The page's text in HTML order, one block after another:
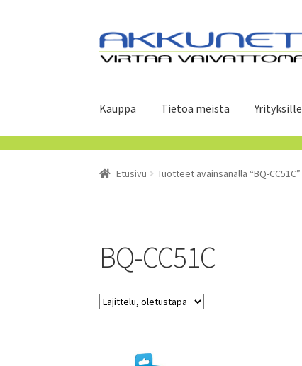
Siirry
navigointiin
Siirry
sisältöön
Kauppa Tietoa meistä Yrityksille
Etusivu Tuotteet avainsanalla “BQ-CC51C”
BQ-CC51C